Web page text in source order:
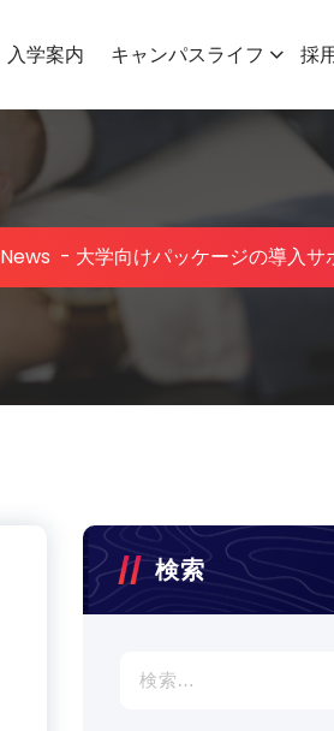
入学案内 キャンパスライフ 採
News - 大学向けパッケージの導入
検索
索: